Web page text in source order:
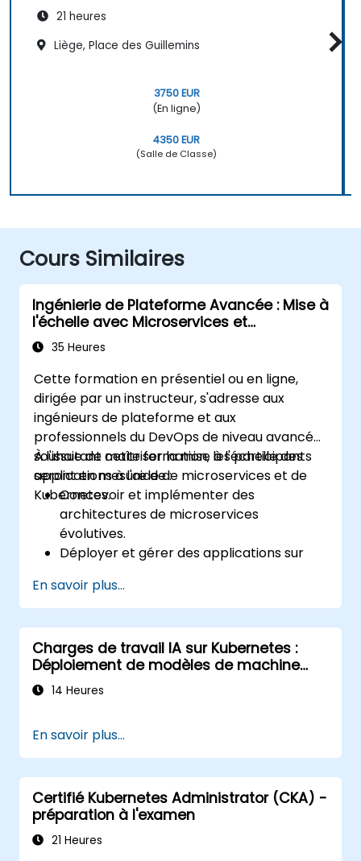
21 heures
Liège, Place des Guillemins
3750 EUR
(En ligne)
4350 EUR
(Salle de Classe)
Cours Similaires
Ingénierie de Plateforme Avancée : Mise à
l'échelle avec Microservices et
Kubernetes
35 Heures
Cette formation en présentiel ou en ligne,
dirigée par un instructeur, s'adresse aux
ingénieurs de plateforme et aux
professionnels du DevOps de niveau avancé
souhaitant maîtriser la mise à l'échelle des
applications à l'aide de microservices et de
Kubernetes.
À l'issue de cette formation, les participants
seront en mesure de :
Concevoir et implémenter des
architectures de microservices
évolutives.
Déployer et gérer des applications sur
Utiliser les chartes Helm pour un
déploiement efficace des services.
Surveiller et maintenir la santé des
microservices en production.
Appliquer les meilleures pratiques en
matière de sécurité et de conformité
En savoir plus...
Charges de travail IA sur Kubernetes :
Déploiement de modèles de machine
learning à grande échelle
14 Heures
En savoir plus...
Certifié Kubernetes Administrator (CKA) -
préparation à l'examen
21 Heures